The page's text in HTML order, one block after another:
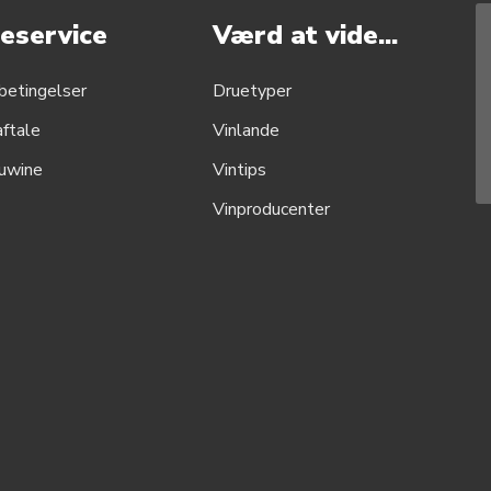
Værd at vide...
Druetyper
Vinlande
Vintips
Vinproducenter